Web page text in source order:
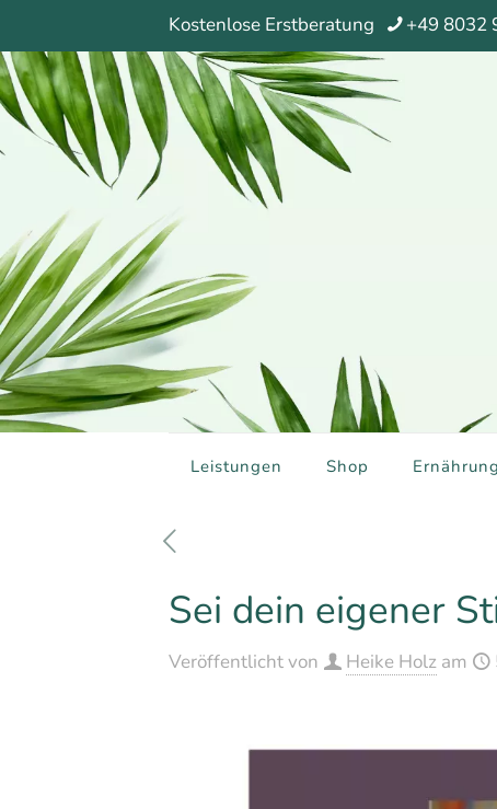
Kostenlose Erstberatung +49 8032
Leistungen Shop
Sei dein eigener
Veröffentlicht von Heike Holz am